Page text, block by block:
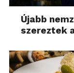
Újabb
szereztek